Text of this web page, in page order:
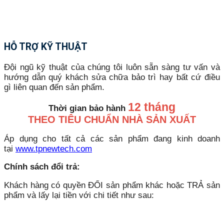
HỖ TRỢ KỸ THUẬT
Đội ngũ kỹ thuật của chúng tôi luôn sẵn sàng tư vấn và
hướng dẫn quý khách sửa chữa bảo trì hay bất cứ điều
gì liên quan đến sản phẩm.
Thời gian bảo hành 12 tháng
THEO TIÊU CHUẨN NHÀ SẢN XUẤT
Áp dụng cho tất cả các sản phẩm đang kinh doanh
tại www.tpnewtech.com
Chính sách đổi trả:
Khách hàng có quyền ĐỔI sản phẩm khác hoặc TRẢ sản
phẩm và lấy lại tiền với chi tiết như sau: